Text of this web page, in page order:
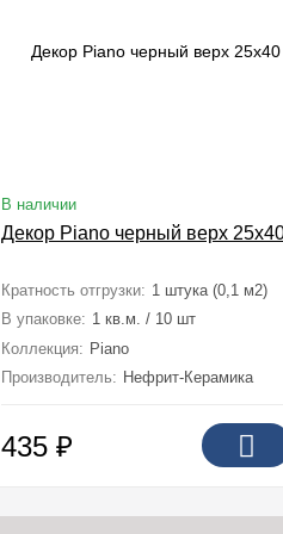
В наличии
Декор Piano черный верх
Кратность отгрузки: 1 штука (0,1 м2)
В упаковке: 1 кв.м. / 10 шт
Коллекция: Piano
Производитель: Нефрит-Керамика
435 ₽